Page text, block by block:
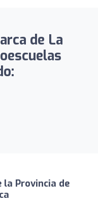
de La
la Provincia de